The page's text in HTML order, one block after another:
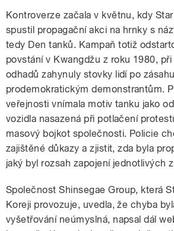
Kontroverze začala v květnu, kdy
spustil propagační akci na hrnky s
tedy Den tanků. Kampaň totiž
povstání v Kwangdžu z roku 1980,
odhadů zahynuly stovky lidí po
prodemokratickým demonstrantům.
veřejnosti vnímala motiv tanku jako
vozidla nasazená při potlačení
masový bojkot společnosti. Policie
zajištěné důkazy a zjistit, zda byla
jaký byl rozsah zapojení jednotlivých
Společnost Shinsegae Group, která
Koreji provozuje, uvedla, že chyba
vyšetřování neúmyslná, napsal dál